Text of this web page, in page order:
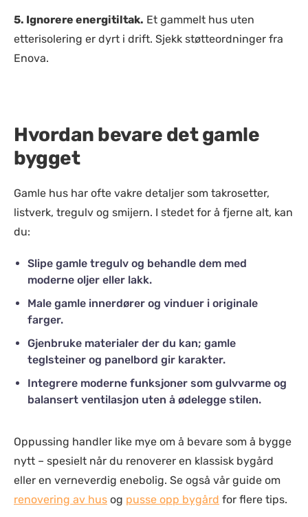
5. Ignorere energitiltak. Et gammelt hus uten
etterisolering er dyrt i drift. Sjekk støtteordninger fra
Enova.
Hvordan bevare det gamle
bygget
Gamle hus har ofte vakre detaljer som takrosetter,
listverk, tregulv og smijern. I stedet for å fjerne alt, kan
du:
Slipe gamle tregulv og behandle dem med
moderne oljer eller lakk.
Male gamle innerdører og vinduer i originale
farger.
Gjenbruke materialer der du kan; gamle
teglsteiner og panelbord gir karakter.
Integrere moderne funksjoner som gulvvarme og
balansert ventilasjon uten å ødelegge stilen.
Oppussing handler like mye om å bevare som å bygge
nytt – spesielt når du renoverer en klassisk bygård
eller en verneverdig enebolig. Se også vår guide om
renovering av hus og pusse opp bygård for flere tips.